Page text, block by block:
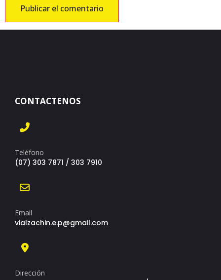
CONTACTENOS
Teléfono
(07) 303 7871 / 303 7910
Email
vialzachin.e.p@gmail.com
Dirección